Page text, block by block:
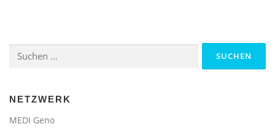
nach:
NETZWERK
MEDI Geno